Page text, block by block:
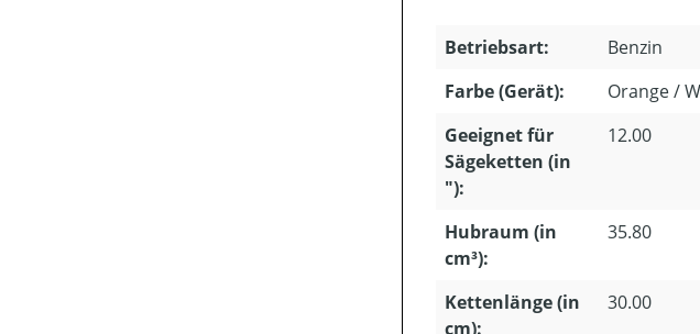
Betriebsart:
Benzin
Farbe (Gerät):
Orange /
Geeignet für
Sägeketten (in
"):
12.00
Hubraum (in
cm³):
35.80
Kettenlänge (in
cm):
30.00